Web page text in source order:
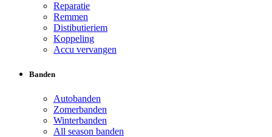
Reparatie
Remmen
Distibutieriem
Koppeling
Accu vervangen
Banden
Autobanden
Zomerbanden
Winterbanden
All season banden